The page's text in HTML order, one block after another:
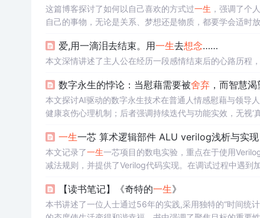
这篇博客探讨了如何以自己喜欢的方式过一生 ，强调了个
自己的事物，无论是关系、梦想还是物质，都要学会适时
爱,用一滴泪去结束。用一生去想念……
本文深情讲述了主人公在经历一段感情结束后的心路历程
数字永生的悖论：当慰藉需要被舍弃，而智慧渴
本文探讨AI驱动的数字永生技术在普通人情感慰藉与领导
健康哀伤心理机制；后者强调持续迭代与功能实效，无视
一生一芯 算术逻辑部件 ALU verilog浅析与实现
本文记录了一生一芯项目的数电实验，重点在于使用
减法规则，并提供了Verilog代码实现。在调试过程中遇到
【读书笔记】《奇特的一生》
本书讲述了一位人士通过56年的实践,采用独特的“时间统